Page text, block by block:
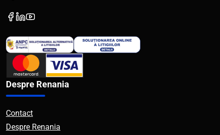
Despre Renania
Contact
Despre Renania